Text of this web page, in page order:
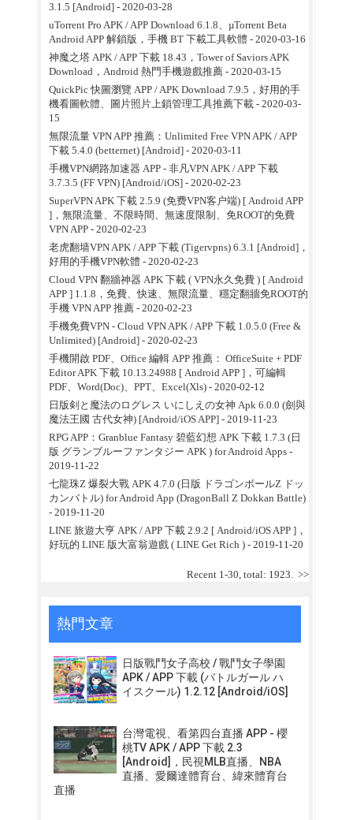
3.1.5 [Android]- 2020-03-28
uTorrent Pro APK / APP Download 6.1.8、µTorrent Beta
Android APP 解鎖版，手機 BT 下載工具軟體 - 2020-03-16
神魔之塔 APK / APP 下載 18.43，Tower of Saviors APK
Download，Android 熱門手機遊戲推薦- 2020-03-15
QuickPic 快圖瀏覽 APP / APK Download 7.9.5，好用的手
機看圖軟體、圖片照片上鎖管理工具推薦下載- 2020-03-
15
無限流量 VPN APP 推薦：Unlimited Free VPN APK / APP
下載 5.4.0 (betternet) [Android]- 2020-03-11
手機VPN網路加速器 APP - 非凡VPN APK / APP 下載
3.7.3.5 (FF VPN) [Android/iOS]- 2020-02-23
SuperVPN APK 下載 2.5.9 (免费VPN客户端) [ Android APP
]，無限流量、不限時間、無速度限制、免ROOT的免費
VPN APP- 2020-02-23
老虎翻墙VPN APK / APP 下載 (Tigervpns) 6.3.1 [Android]，
好用的手機VPN軟體 - 2020-02-23
Cloud VPN 翻牆神器 APK 下載 ( VPN永久免費 ) [ Android
APP ] 1.1.8，免費、快速、無限流量、穩定翻牆免ROOT的
手機 VPN APP 推薦- 2020-02-23
手機免費VPN - Cloud VPN APK / APP 下載 1.0.5.0 (Free &
Unlimited) [Android]- 2020-02-23
手機開啟 PDF、Office 編輯 APP 推薦： OfficeSuite + PDF
Editor APK 下載 10.13.24988 [ Android APP ]，可編輯
PDF、Word(Doc)、PPT、Excel(Xls)- 2020-02-12
日版剣と魔法のログレス いにしえの女神 Apk 6.0.0 (劍與
魔法王國 古代女神) [Android/iOS APP]- 2019-11-23
RPG APP：Granblue Fantasy 碧藍幻想 APK 下載 1.7.3 (日
版 グランブルーファンタジー APK ) for Android Apps -
2019-11-22
七龍珠Z 爆裂大戰 APK 4.7.0 (日版 ドラゴンボールZ ドッ
カンバトル) for Android App (DragonBall Z Dokkan Battle)
- 2019-11-20
LINE 旅遊大亨 APK / APP 下載 2.9.2 [ Android/iOS APP ]，
好玩的 LINE 版大富翁遊戲 ( LINE Get Rich )- 2019-11-20
Recent 1-30, total: 1923. >>
熱門文章
日版戰鬥女子高校 / 戰鬥女子學園
APK / APP 下載 (バトルガール ハ
イスクール) 1.2.12 [Android/iOS]
台灣電視、看第四台直播 APP - 櫻
桃TV APK / APP 下載 2.3
[Android]，民視MLB直播、NBA
直播、愛爾達體育台、緯來體育台
直播